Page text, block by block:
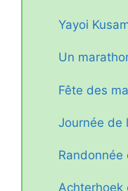
Yayoi
Un
Fête des
Journée de
Randonnée
Achterhoek